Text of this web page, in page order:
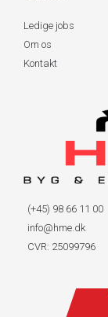
Ledige jobs
Om os
Kontakt
(+45) 98 66 11 00
info@hme.dk
CVR: 25099796